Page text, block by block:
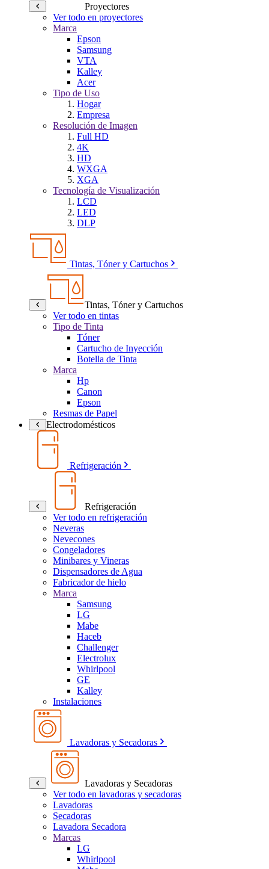
Proyectores
Ver todo en proyectores
Marca
Epson
Samsung
VTA
Kalley
Acer
Tipo de Uso
Hogar
Empresa
Resolución de Imagen
Full HD
4K
HD
WXGA
XGA
Tecnología de Visualización
LCD
LED
DLP
Tintas, Tóner y Cartuchos
Tintas, Tóner y Cartuchos
Ver todo en tintas
Tipo de Tinta
Tóner
Cartucho de Inyección
Botella de Tinta
Marca
Hp
Canon
Epson
Resmas de Papel
Electrodomésticos
Refrigeración
Refrigeración
Ver todo en refrigeración
Neveras
Nevecones
Congeladores
Minibares y Vineras
Dispensadores de Agua
Fabricador de hielo
Marca
Samsung
LG
Mabe
Haceb
Challenger
Electrolux
Whirlpool
GE
Kalley
Instalaciones
Lavadoras y Secadoras
Lavadoras y Secadoras
Ver todo en lavadoras y secadoras
Lavadoras
Secadoras
Lavadora Secadora
Marcas
LG
Whirlpool